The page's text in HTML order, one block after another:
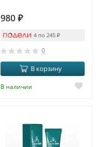
980 ₽
4 по 245 ₽
0
В корзину
В наличии